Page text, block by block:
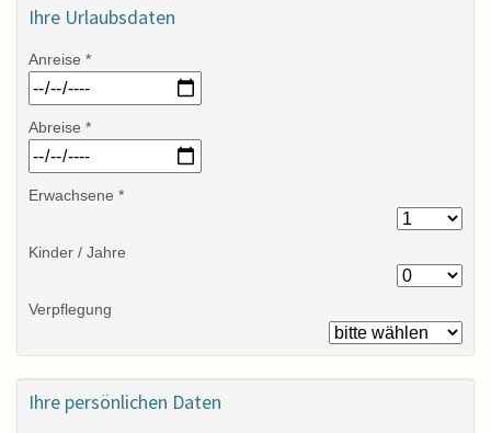
Ihre Urlaubsdaten
Anreise *
Abreise *
Erwachsene *
Kinder / Jahre
Verpflegung
Ihre persönlichen Daten